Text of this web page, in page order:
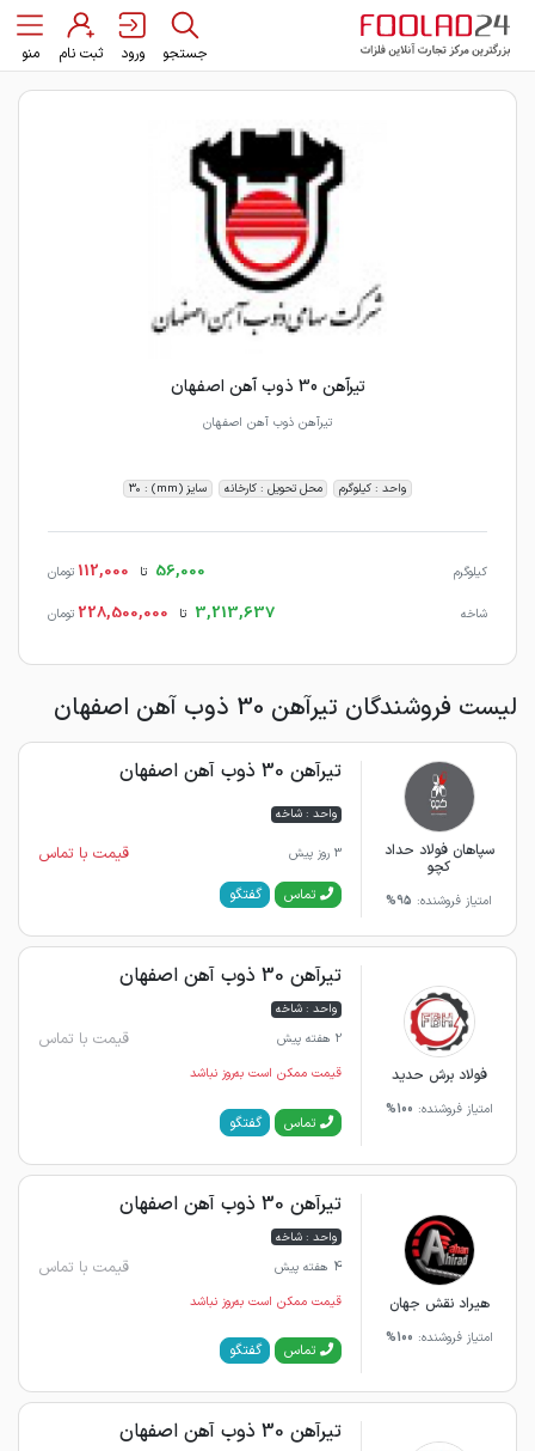
جستجو ورود ثبت نام منو
تیرآهن 30 ذوب آهن اصفهان
تیرآهن ذوب آهن اصفهان
واحد : کیلوگرم محل تحویل : کارخانه سایز (mm) : 30
کیلوگرم 56,000 تا 112,000 تومان
شاخه 3,213,637 تا 228,500,000 تومان
لیست فروشندگان تیرآهن 30 ذوب آهن اصفهان
سپاهان فولاد حداد
کچو
امتیاز فروشنده: 95%
تیرآهن 30 ذوب آهن اصفهان
واحد : شاخه
3 روز پیش قیمت با تماس
تماس گفتگو
فولاد برش حدید
امتیاز فروشنده: 100%
تیرآهن 30 ذوب آهن اصفهان
واحد : شاخه
2 هفته پیش
قیمت با تماس
قیمت ممکن است به‌روز نباشد
تماس گفتگو
هیراد نقش جهان
امتیاز فروشنده: 100%
تیرآهن 30 ذوب آهن اصفهان
واحد : شاخه
4 هفته پیش
قیمت با تماس
قیمت ممکن است به‌روز نباشد
تماس گفتگو
تیرآهن 30 ذوب آهن اصفهان